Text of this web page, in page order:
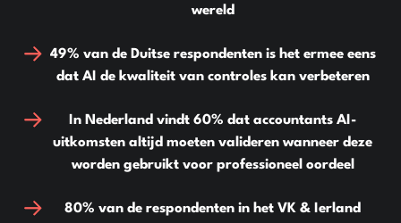
wereld
49% van de Duitse respondentenis het ermee eens
dat AI de kwaliteit van controles kan verbeteren
In Nederland vindt60% dat accountants AI-
uitkomsten altijd moeten valideren wanneer deze
worden gebruikt voor professioneel oordeel
80% van de respondenten in het VK & Ierland